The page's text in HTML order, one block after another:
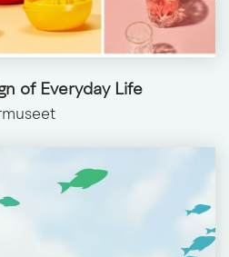
of Everyday Life